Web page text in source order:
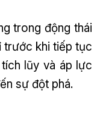
trong động thái
trước khi tiếp tục
lũy và áp lực
sự đột phá.